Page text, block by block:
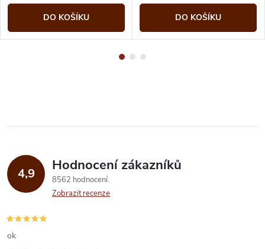
DO KOŠÍKU DO KOŠÍKU
4,9 Hodnocení zákazníků
8562 hodnocení
Zobrazit recenze
ok